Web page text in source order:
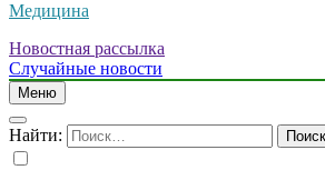
Медицина
Новостная рассылка
Случайные новости
Меню
Найти: